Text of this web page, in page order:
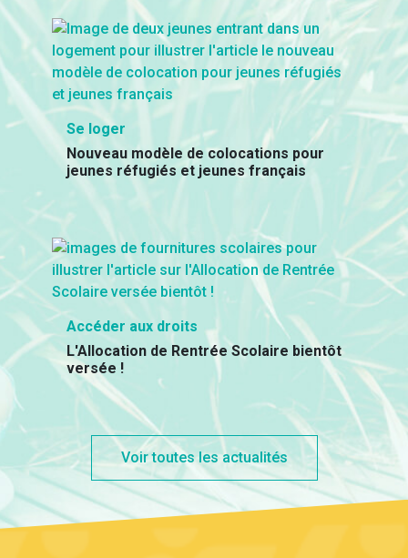
Se loger
Nouveau modèle de colocations pour
jeunes réfugiés et jeunes français
Accéder aux droits
L'Allocation de Rentrée Scolaire bientôt
versée !
Voir toutes les actualités